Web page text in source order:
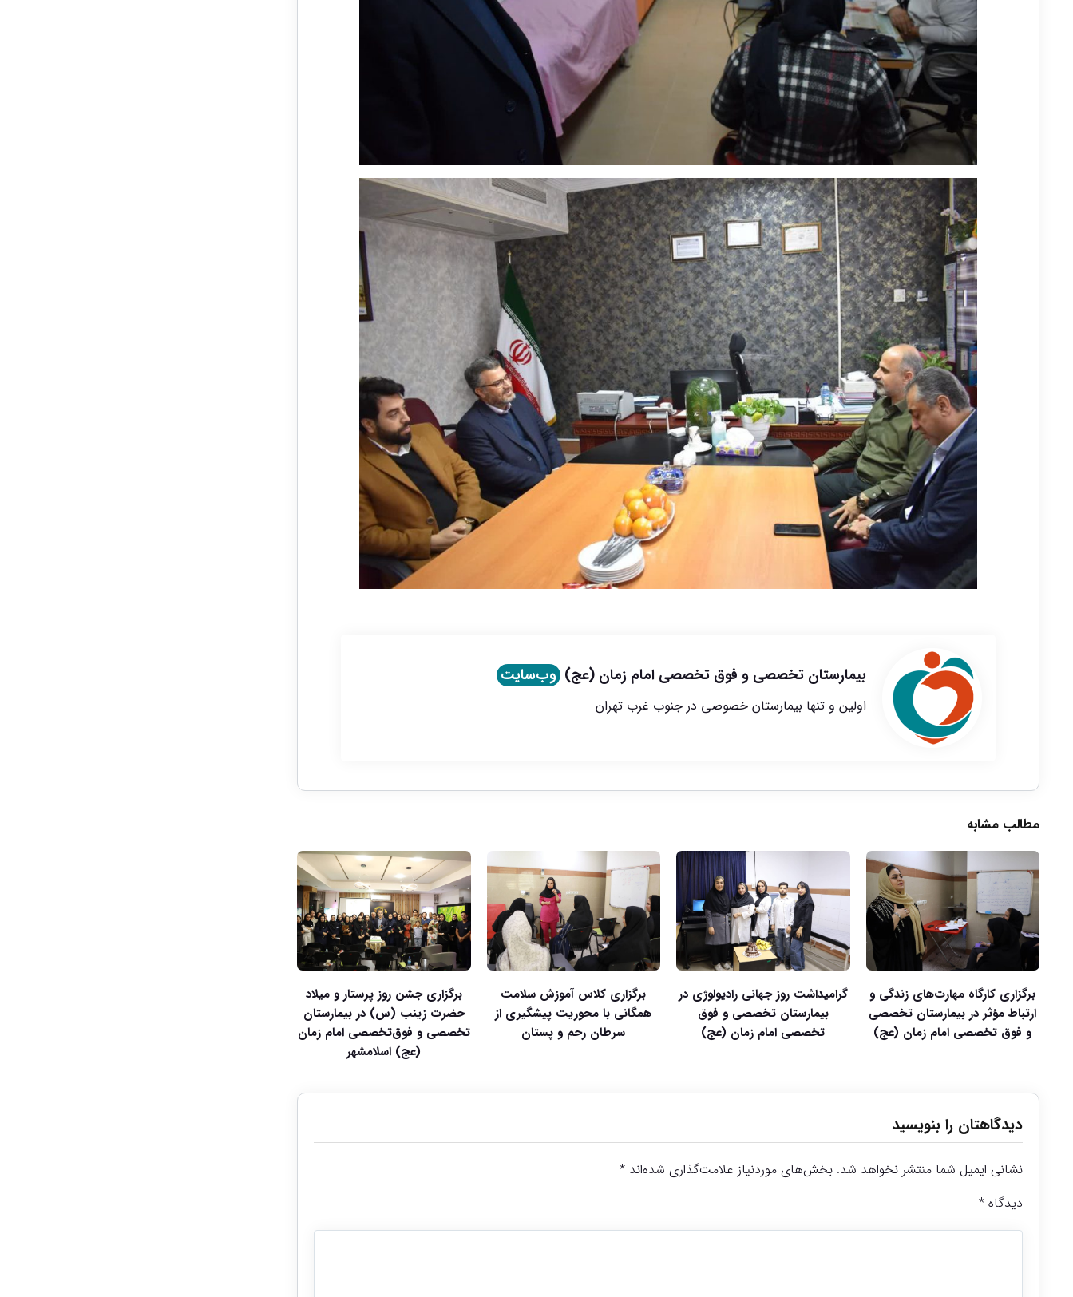
بیمارستان تخصصی و فوق تخصصی امام زمان (عج)وب‌سایت
اولین و تنها بیمارستان خصوصی در جنوب غرب تهران
مطالب مشابه
برگزاری کارگاه مهارت‌های زندگی و
ارتباط مؤثر در بیمارستان تخصصی
و فوق تخصصی امام زمان (عج)
گرامیداشت روز جهانی رادیولوژی در
بیمارستان تخصصی و فوق
تخصصی امام زمان (عج)
برگزاری کلاس آموزش سلامت
همگانی با محوریت پیشگیری از
سرطان رحم و پستان
برگزاری جشن روز پرستار و میلاد
حضرت زینب (س) در بیمارستان
تخصصی و فوق‌تخصصی امام زمان
(عج) اسلامشهر
دیدگاهتان را بنویسید
نشانی ایمیل شما منتشر نخواهد شد. بخش‌های موردنیاز علامت‌گذاری شده‌اند *
دیدگاه *